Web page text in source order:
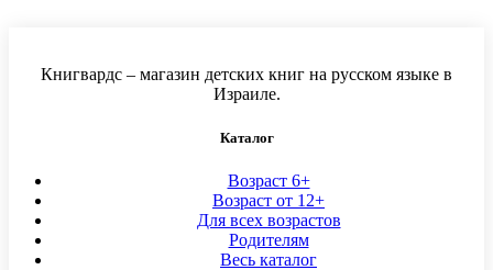
Книгвардс – магазин детских книг на русском языке в
Израиле.
Каталог
Возраст 6+
Возраст от 12+
Для всех возрастов
Родителям
Весь каталог